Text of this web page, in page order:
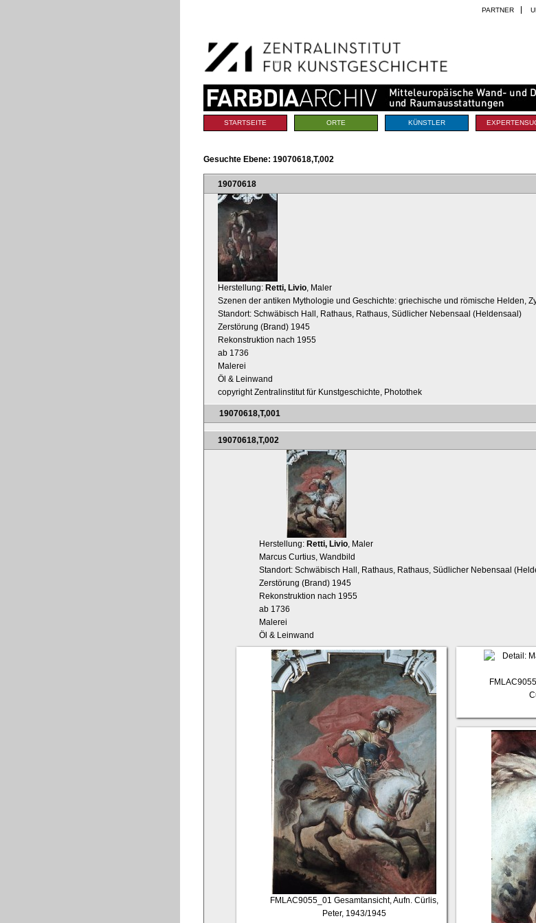
Navigation
PARTNER
Sektionen
STARTSEITE ORTE KÜNSTLER
Gesuchte Ebene: 19070618,T,002
19070618
Herstellung: Retti, Livio , Maler
Szenen der antiken Mythologie und Geschichte: griechische und römische Helden,
Standort: Schwäbisch Hall, Rathaus, Rathaus, Südlicher Nebensaal (Heldensaal)
Zerstörung (Brand) 1945
Rekonstruktion nach 1955
ab 1736
Malerei
Öl & Leinwand
copyright Zentralinstitut für Kunstgeschichte, Photothek
19070618,T,001
19070618,T,002
Herstellung: Retti, Livio, Maler
Marcus Curtius, Wandbild
Standort: Schwäbisch Hall, Rathaus, Rathaus, Südlicher Nebensaal
Zerstörung (Brand) 1945
Rekonstruktion nach 1955
ab 1736
Malerei
Öl & Leinwand
FMLAC9055_01 Gesamtansicht, Aufn. Cürlis,
Peter, 1943/1945